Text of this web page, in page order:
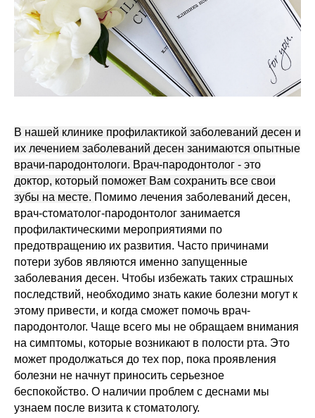
В нашей клинике профилактикой заболеваний десен и
их лечением заболеваний десен занимаются опытные
врачи-пародонтологи. Врач-пародонтолог - это
доктор, который поможет Вам сохранить все свои
зубы на месте. Помимо лечения заболеваний десен,
врач-стоматолог-пародонтолог занимается
профилактическими мероприятиями по
предотвращению их развития. Часто причинами
потери зубов являются именно запущенные
заболевания десен. Чтобы избежать таких страшных
последствий, необходимо знать какие болезни могут к
этому привести, и когда сможет помочь врач-
пародонтолог. Чаще всего мы не обращаем внимания
на симптомы, которые возникают в полости рта. Это
может продолжаться до тех пор, пока проявления
болезни не начнут приносить серьезное
беспокойство. О наличии проблем с деснами мы
узнаем после визита к стоматологу.